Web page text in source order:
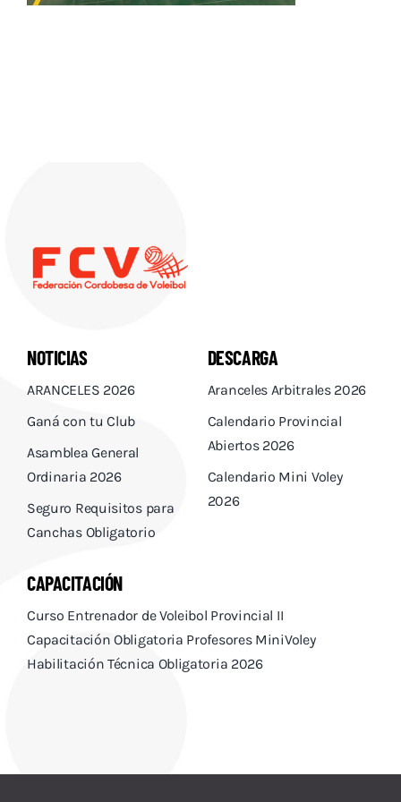
Descargas
NOTICIAS
ARANCELES 2026
Ganá con tu Club
Asamblea General
Ordinaria 2026
Seguro Requisitos para
Canchas Obligatorio
DESCARGA
Aranceles Arbitrales 2026
Calendario Provincial
Abiertos 2026
Calendario Mini Voley
2026
CAPACITACIÓN
Curso Entrenador de Voleibol Provincial II
Capacitación Obligatoria Profesores MiniVoley
Habilitación Técnica Obligatoria 2026